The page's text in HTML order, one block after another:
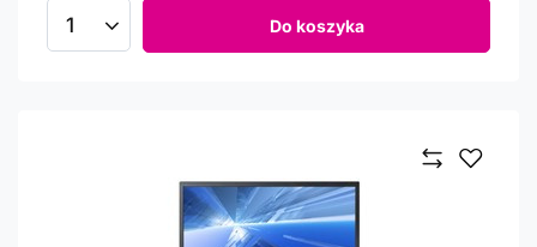
Ilość produktów Do koszyka